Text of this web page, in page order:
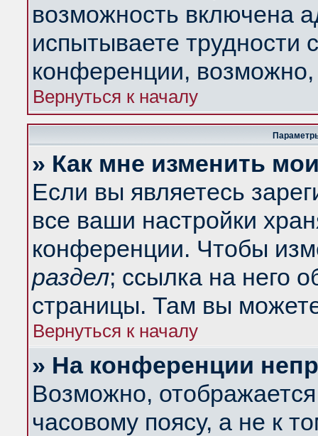
возможность включена
испытываете трудности
конференции,
Вернуться к началу
» Как мне изменить
Если вы являетесь
все ваши настройки
конференции. Чтобы
раздел; ссылка на него
страницы. Там вы
Вернуться к началу
» На конференции
Возможно,
часовому поясу, а не к